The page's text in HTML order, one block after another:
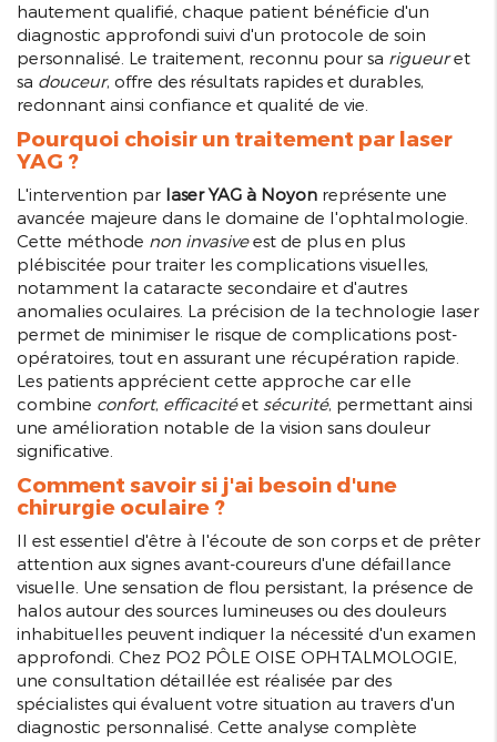
hautement qualifié, chaque patient bénéficie d'un
diagnostic approfondi suivi d'un protocole de soin
personnalisé. Le traitement, reconnu pour sa rigueuret
sa douceur, offre des résultats rapides et durables,
redonnant ainsi confiance et qualité de vie.
Pourquoi choisir un traitement par laser
YAG ?
L'intervention par laser YAG à Noyon représente une
avancée majeure dans le domaine de l'ophtalmologie.
Cette méthode non invasiveest de plus en plus
plébiscitée pour traiter les complications visuelles,
notamment la cataracte secondaire et d'autres
anomalies oculaires. La précision de la technologie laser
permet de minimiser le risque de complications post-
opératoires, tout en assurant une récupération rapide.
Les patients apprécient cette approche car elle
combine confort, efficacitéet sécurité, permettant ainsi
une amélioration notable de la vision sans douleur
significative.
Comment savoir si j'ai besoin d'une
chirurgie oculaire ?
Il est essentiel d'être à l'écoute de son corps et de prêter
attention aux signes avant-coureurs d'une défaillance
visuelle. Une sensation de flou persistant, la présence de
halos autour des sources lumineuses ou des douleurs
inhabituelles peuvent indiquer la nécessité d'un examen
approfondi. Chez PO2 PÔLE OISE OPHTALMOLOGIE,
une consultation détaillée est réalisée par des
spécialistes qui évaluent votre situation au travers d'un
diagnostic personnalisé. Cette analyse complète